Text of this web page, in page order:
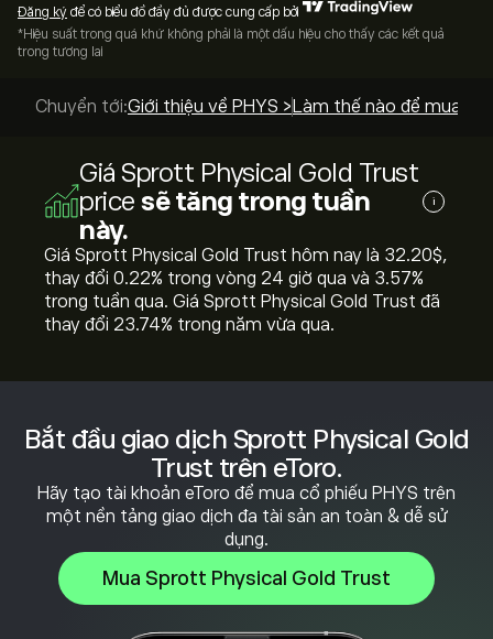
Bắt đầu giao dịch Sprott Physical Gold
Trust trên eToro.
Hãy tạo tài khoản eToro để mua cổ phiếu PHYS trên
một nền tảng giao dịch đa tài sản an toàn & dễ sử
dụng.
Mua Sprott Physical Gold Trust
Đăng ký để có biểu đồ đầy đủ được cung cấp bởi
*Hiệu suất trong quá khứ không phải là một dấu hiệu cho thấy các kết quả
trong tương lai
Chuyển tới:Giới thiệu về PHYS > Làm thế nào để mua? >
Giá Sprott Physical Gold Trust
price sẽ tăng trong tuần
này.
i
Giá Sprott Physical Gold Trust hôm nay là 32.20‎$‎,
thay đổi ‎0.22‎% trong vòng 24 giờ qua và ‎3.57‎%
trong tuần qua. Giá Sprott Physical Gold Trust đã
thay đổi ‎23.74‎% trong năm vừa qua.